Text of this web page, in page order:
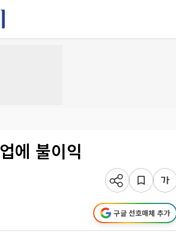
에 불이익
구글 선호매체 추가